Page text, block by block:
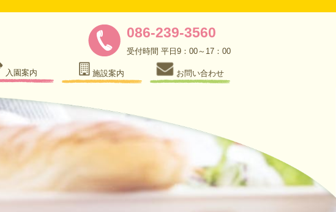
086-239-3560
受付時間 平日9：00～17：00
入園案内 施設案内 お問い合わせ